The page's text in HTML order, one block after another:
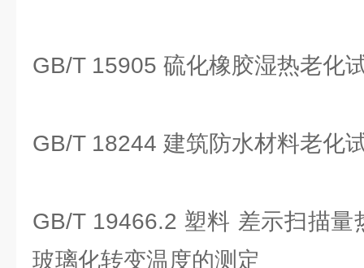
GB/T 15905 硫化橡胶湿热老化
GB/T 18244 建筑防水材料老化
GB/T 19466.2 塑料 差示扫描量
玻璃化转变温度的测定